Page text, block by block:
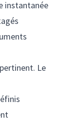
instantanée
Le